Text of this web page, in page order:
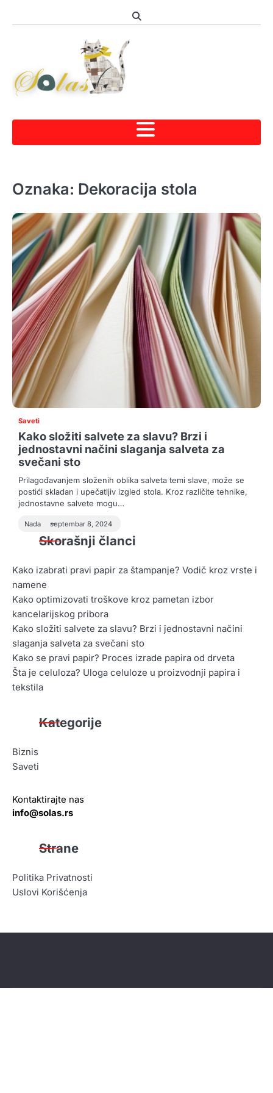
Oznaka: Dekoracija stola
Saveti
Kako složiti salvete za slavu? Brzi i
jednostavni načini slaganja salveta za
svečani sto
Prilagođavanjem složenih oblika salveta temi slave, može se
postići skladan i upečatljiv izgled stola. Kroz različite tehnike,
jednostavne salvete mogu…
Nada septembar 8, 2024
Skorašnji članci
Kako izabrati pravi papir za štampanje? Vodič kroz vrste i
namene
Kako optimizovati troškove kroz pametan izbor
kancelarijskog pribora
Kako složiti salvete za slavu? Brzi i jednostavni načini
slaganja salveta za svečani sto
Kako se pravi papir? Proces izrade papira od drveta
Šta je celuloza? Uloga celuloze u proizvodnji papira i
tekstila
Kategorije
Biznis
Saveti
Kontaktirajte nas
info@solas.rs
Strane
Politika Privatnosti
Uslovi Korišćenja